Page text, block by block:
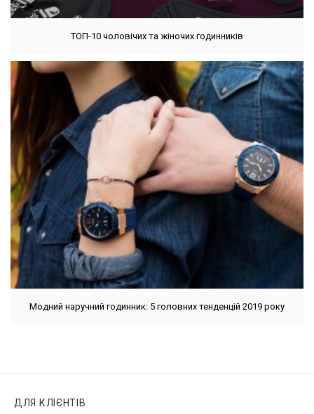
ТОП-10 чоловічих та жіночих годинників
Модний наручний годинник: 5 головних тенденцій 2019 року
ДЛЯ КЛІЄНТІВ